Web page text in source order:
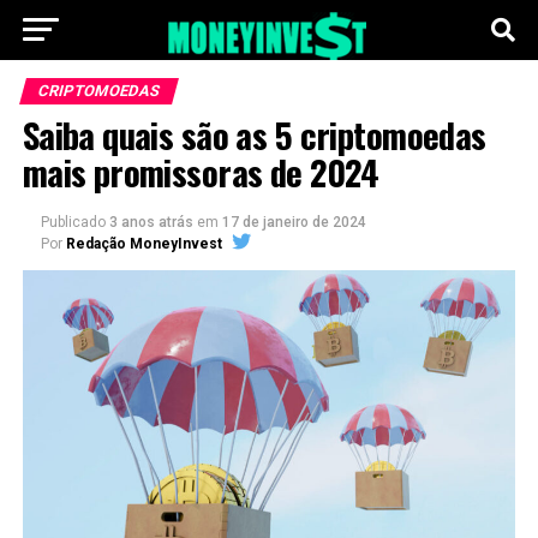
CRIPTOMOEDAS
Saiba quais são as 5 criptomoedas
mais promissoras de 2024
Publicado 3 anos atrás em 17 de janeiro de 2024
Por Redação MoneyInvest